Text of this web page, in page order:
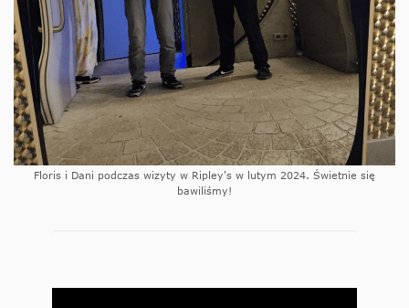
Floris i Dani podczas wizyty w Ripley's w lutym 2024. Świetnie się
bawiliśmy!